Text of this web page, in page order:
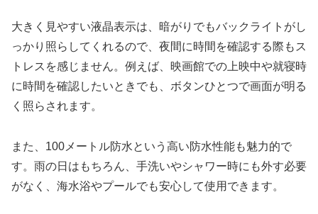
大きく見やすい液晶表示は、暗がりでもバックライトがし
っかり照らしてくれるので、夜間に時間を確認する際もス
トレスを感じません。例えば、映画館での上映中や就寝時
に時間を確認したいときでも、ボタンひとつで画面が明る
く照らされます。
また、100メートル防水という高い防水性能も魅力的で
す。雨の日はもちろん、手洗いやシャワー時にも外す必要
がなく、海水浴やプールでも安心して使用できます。